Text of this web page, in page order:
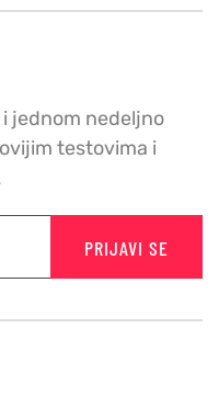
jednom nedeljno
testovima i
PRIJAVI SE